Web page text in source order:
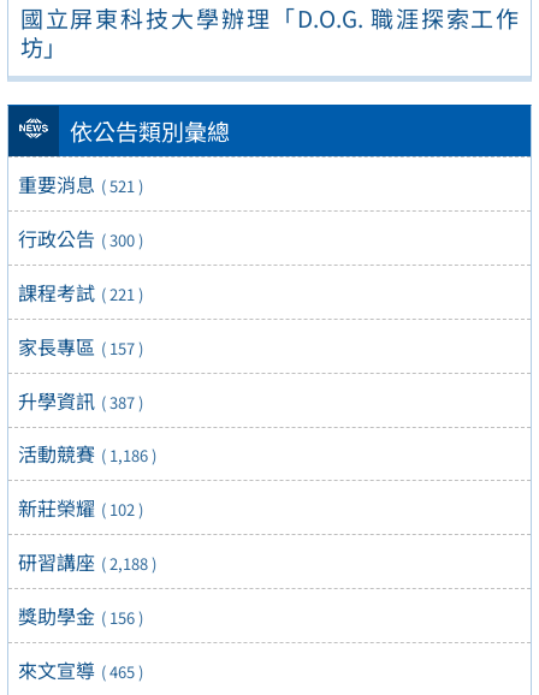
國立屏東科技大學辦理「D.O.G. 職涯探索工作
坊」
依公告類別彙總
重要消息 ( 521 )
行政公告 ( 300 )
課程考試 ( 221 )
家長專區 ( 157 )
升學資訊 ( 387 )
活動競賽 ( 1,186 )
新莊榮耀 ( 102 )
研習講座 ( 2,188 )
獎助學金 ( 156 )
來文宣導 ( 465 )